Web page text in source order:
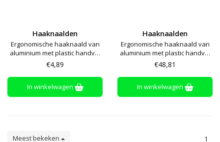
Haaknaalden
Ergonomische haaknaald van
aluminium met plastic handvat
met softgrip
€4,89
In winkelwagen
Haaknaalden
Ergonomische haaknaald van
aluminium met plastic handvat
met softgrip
€48,81
In winkelwagen
Meest bekeken 1